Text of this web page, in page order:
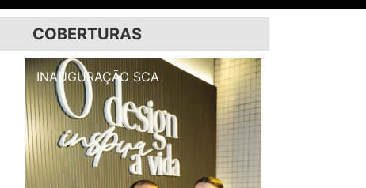
COBERTURAS
INAUGURAÇÃO SCA